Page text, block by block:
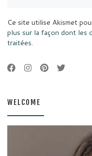
Ce site utilise Akismet
plus sur la façon dont les
traitées.
WELCOME